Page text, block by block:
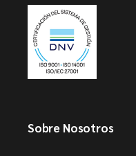
Sobre Nosotros